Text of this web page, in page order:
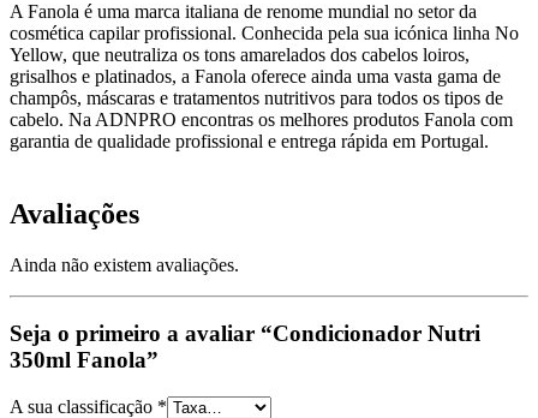
A Fanola é uma marca italiana de renome mundial no setor da
cosmética capilar profissional. Conhecida pela sua icónica linha No
Yellow, que neutraliza os tons amarelados dos cabelos loiros,
grisalhos e platinados, a Fanola oferece ainda uma vasta gama de
champôs, máscaras e tratamentos nutritivos para todos os tipos de
cabelo. Na ADNPRO encontras os melhores produtos Fanola com
garantia de qualidade profissional e entrega rápida em Portugal.
Avaliações
Ainda não existem avaliações.
Seja o primeiro a avaliar “Condicionador Nutri
350ml Fanola”
A sua classificação *